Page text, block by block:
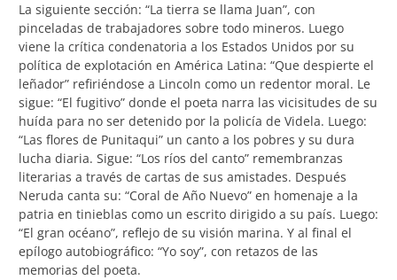
La siguiente sección: “La tierra se llama Juan”, con
pinceladas de trabajadores sobre todo mineros. Luego
viene la crítica condenatoria a los Estados Unidos por su
política de explotación en América Latina: “Que despierte el
leñador” refiriéndose a Lincoln como un redentor moral. Le
sigue: “El fugitivo” donde el poeta narra las vicisitudes de su
huída para no ser detenido por la policía de Videla. Luego:
“Las flores de Punitaqui” un canto a los pobres y su dura
lucha diaria. Sigue: “Los ríos del canto” remembranzas
literarias a través de cartas de sus amistades. Después
Neruda canta su: “Coral de Año Nuevo” en homenaje a la
patria en tinieblas como un escrito dirigido a su país. Luego:
“El gran océano”, reflejo de su visión marina. Y al final el
epílogo autobiográfico: “Yo soy”, con retazos de las
memorias del poeta.